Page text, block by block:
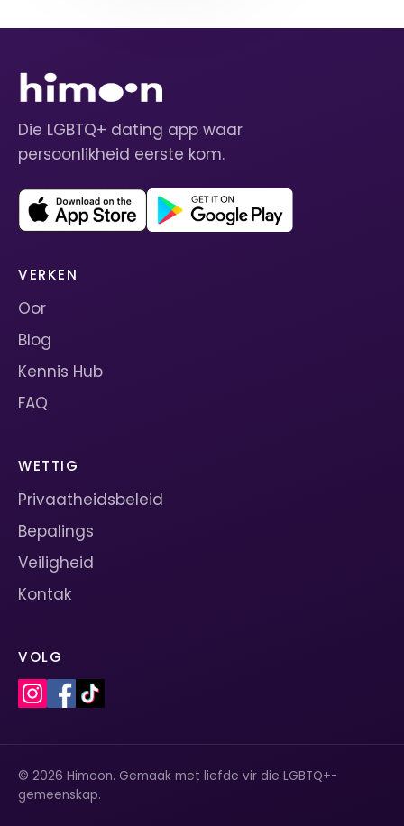
Die LGBTQ+ dating app waar
persoonlikheid eerste kom.
VERKEN
Oor
Blog
Kennis Hub
FAQ
WETTIG
Privaatheidsbeleid
Bepalings
Veiligheid
Kontak
VOLG
© 2026 Himoon. Gemaak met liefde vir die LGBTQ+-
gemeenskap.